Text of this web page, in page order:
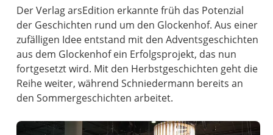
Der Verlag arsEdition erkannte früh das Potenzial
der Geschichten rund um den Glockenhof. Aus einer
zufälligen Idee entstand mit den Adventsgeschichten
aus dem Glockenhof ein Erfolgsprojekt, das nun
fortgesetzt wird. Mit den Herbstgeschichten geht die
Reihe weiter, während Schniedermann bereits an
den Sommergeschichten arbeitet.